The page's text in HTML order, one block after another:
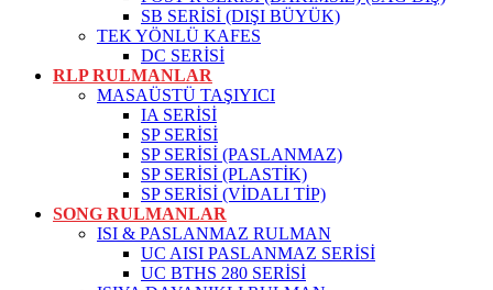
SB SERİSİ (DIŞI BÜYÜK)
TEK YÖNLÜ KAFES
DC SERİSİ
RLP RULMANLAR
MASAÜSTÜ TAŞIYICI
IA SERİSİ
SP SERİSİ
SP SERİSİ (PASLANMAZ)
SP SERİSİ (PLASTİK)
SP SERİSİ (VİDALI TİP)
SONG RULMANLAR
ISI & PASLANMAZ RULMAN
UC AISI PASLANMAZ SERİSİ
UC BTHS 280 SERİSİ